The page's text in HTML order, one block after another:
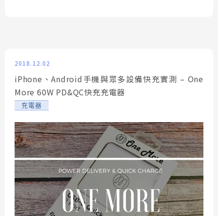
2018.12.02
iPhone、Android手機與眾多設備快充實測 – One
More 60W PD&QC快充充電器
充電器